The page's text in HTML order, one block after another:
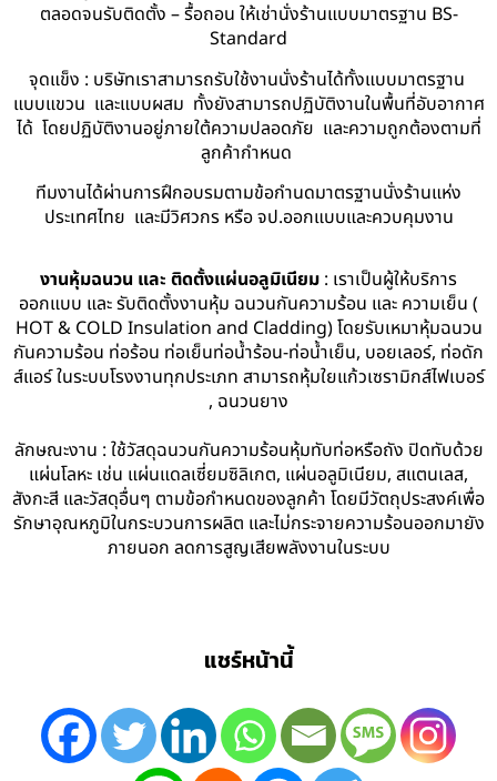
ตลอดจนรับติดตั้ง – รื้อถอน ให้เช่านั่งร้านแบบมาตรฐาน BS-
Standard
จุดแข็ง : บริษัทเราสามารถรับใช้งานนั่งร้านได้ทั้งแบบมาตรฐาน
แบบแขวน และแบบผสม ทั้งยังสามารถปฏิบัติงานในพื้นที่อับอากาศ
ได้ โดยปฏิบัติงานอยู่ภายใต้ความปลอดภัย และความถูกต้องตามที่
ลูกค้ากำหนด
ทีมงานได้ผ่านการฝึกอบรมตามข้อกำนดมาตรฐานนั่งร้านแห่ง
ประเทศไทย และมีวิศวกร หรือ จป.ออกแบบและควบคุมงาน
งานหุ้มฉนวน และ ติดตั้งแผ่นอลูมิเนียม : เราเป็นผู้ให้บริการ
ออกแบบ และ รับติดตั้งงานหุ้ม ฉนวนกันความร้อน และ ความเย็น (
HOT & COLD Insulation and Cladding) โดยรับเหมาหุ้มฉนวน
กันความร้อน ท่อร้อน ท่อเย็นท่อน้ำร้อน-ท่อน้ำเย็น, บอยเลอร์, ท่อดัก
ส์แอร์ ในระบบโรงงานทุกประเภท สามารถหุ้มใยแก้วเซรามิกส์ไฟเบอร์
, ฉนวนยาง
ลักษณะงาน : ใช้วัสดุฉนวนกันความร้อนหุ้มทับท่อหรือถัง ปิดทับด้วย
แผ่นโลหะ เช่น แผ่นแดลเซี่ยมซิลิเกต, แผ่นอลูมิเนียม, สแตนเลส,
สังกะสี และวัสดุอื่นๆ ตามข้อกำหนดของลูกค้า โดยมีวัตถุประสงค์เพื่อ
รักษาอุณหภูมิในกระบวนการผลิต และไม่กระจายความร้อนออกมายัง
ภายนอก ลดการสูญเสียพลังงานในระบบ
แชร์หน้านี้